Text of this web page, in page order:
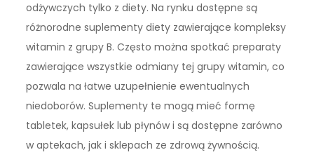
odżywczych tylko z diety. Na rynku dostępne są
różnorodne suplementy diety zawierające kompleksy
witamin z grupy B. Często można spotkać preparaty
zawierające wszystkie odmiany tej grupy witamin, co
pozwala na łatwe uzupełnienie ewentualnych
niedoborów. Suplementy te mogą mieć formę
tabletek, kapsułek lub płynów i są dostępne zarówno
w aptekach, jak i sklepach ze zdrową żywnością.